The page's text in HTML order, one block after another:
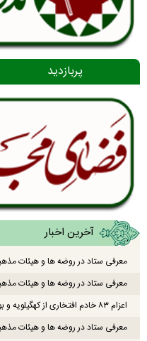
پربازدید
آخرین اخبار
معرفی ستاد در روضه ها و هیئات
معرفی ستاد در روضه ها و هیئات
اعزام ۸۳ خادم افتخاری از کهگیلویه و بویراحمد به پروژه ستاد کاظمین در عراق
معرفی ستاد در روضه ها و هیئات